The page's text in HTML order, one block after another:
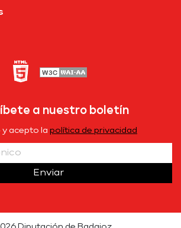
a nuestro boletín
y acepto la política de privacidad
Enviar